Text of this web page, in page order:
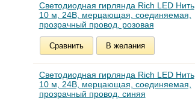
Светодиодная гирлянда Rich LED Нить
10 м, 24В, мерцающая, соединяемая,
прозрачный провод, розовая
Сравнить В желания
Светодиодная гирлянда Rich LED Нить
10 м, 24В, мерцающая, соединяемая,
прозрачный провод, синяя